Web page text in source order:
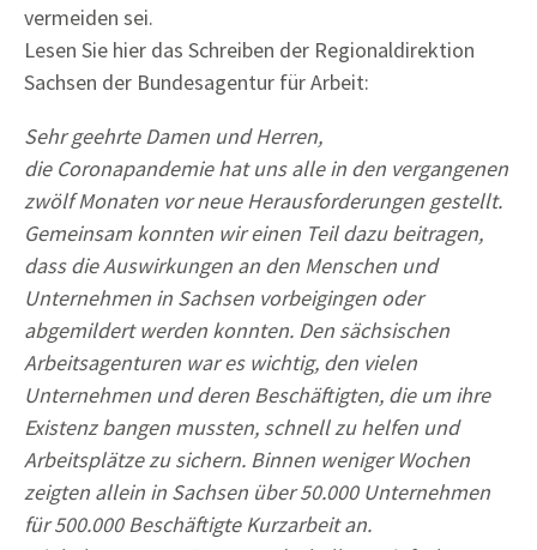
vermeiden sei.
Lesen Sie hier das Schreiben der Regionaldirektion
Sachsen der Bundesagentur für Arbeit:
Sehr geehrte Damen und Herren,
die Coronapandemie hat uns alle in den vergangenen
zwölf Monaten vor neue Herausforderungen gestellt.
Gemeinsam konnten wir einen Teil dazu beitragen,
dass die Auswirkungen an den Menschen und
Unternehmen in Sachsen vorbeigingen oder
abgemildert werden konnten. Den sächsischen
Arbeitsagenturen war es wichtig, den vielen
Unternehmen und deren Beschäftigten, die um ihre
Existenz bangen mussten, schnell zu helfen und
Arbeitsplätze zu sichern. Binnen weniger Wochen
zeigten allein in Sachsen über 50.000 Unternehmen
für 500.000 Beschäftigte Kurzarbeit an.